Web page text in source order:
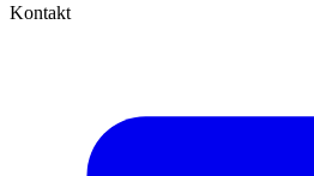
Kontakt